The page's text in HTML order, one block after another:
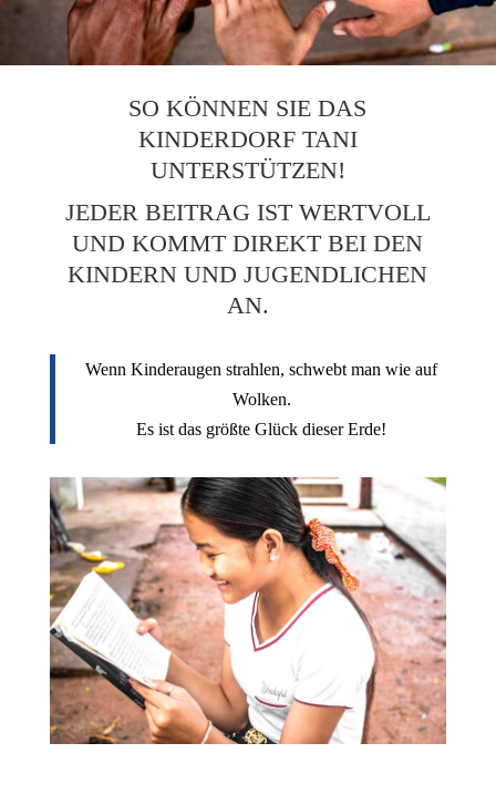
SO KÖNNEN SIE DAS
KINDERDORF TANI
UNTERSTÜTZEN!
JEDER BEITRAG IST WERTVOLL
UND KOMMT DIREKT BEI DEN
KINDERN UND JUGENDLICHEN
AN.
Wenn Kinderaugen strahlen, schwebt man wie auf
Wolken.
Es ist das größte Glück dieser Erde!